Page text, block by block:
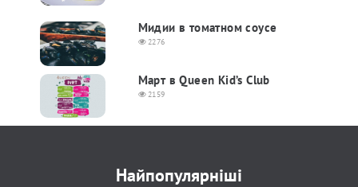
Мидии в томатном соусе
2276
Март в Queen Kid’s Club
2159
Найпопулярніші